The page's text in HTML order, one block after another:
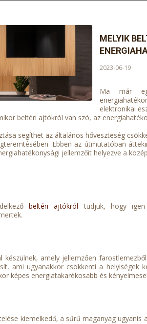
MELYIK
2023-06-19
Ma már
elektronikai
beltéri ajtókról van szó, az
segíthet az általános hőveszteség
Ebben az útmutatóban
jellemzőit helyezve a
beltéri ajtókról tudjuk, hogy igen
amely jellemzően
ami ugyanakkor csökkenti a
képes energiatakarékosabb és
kiemelkedő, a sűrű maganyag ugyanis